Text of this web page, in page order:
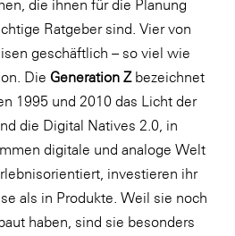
die ihnen für die Planung
Ratgeber sind. Vier von
geschäftlich – so viel wie
Die Generation Zbezeichnet
1995 und 2010 das Licht der
die Digital Natives 2.0, in
digitale und analoge Welt
investieren ihr
als in Produkte. Weil sie noch
haben, sind sie besonders